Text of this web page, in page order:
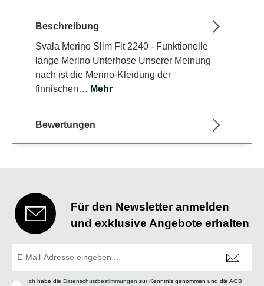
Beschreibung
Svala Merino Slim Fit 2240 - Funktionelle
lange Merino Unterhose Unserer Meinung
nach ist die Merino-Kleidung der
finnischen… Mehr
Bewertungen
Für den Newsletter anmelden
und exklusive Angebote erhalten
Ich habe die Datenschutzbestimmungen zur Kenntnis genommen und die AGB